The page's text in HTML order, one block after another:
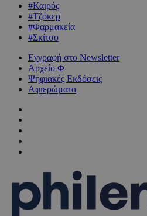
#Καιρός
#Τζόκερ
#Φαρμακεία
#Σκίτσο
Εγγραφή στο Newsletter
Αρχείο Φ
Ψηφιακές Εκδόσεις
Αφιερώματα